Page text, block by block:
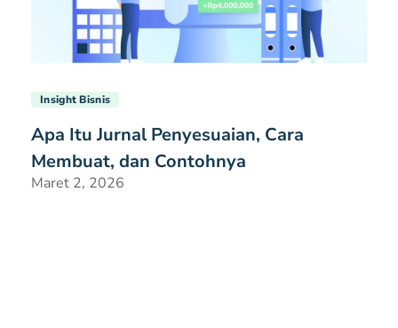
Insight Bisnis
Apa Itu Jurnal Penyesuaian, Cara
Membuat, dan Contohnya
Maret 2, 2026